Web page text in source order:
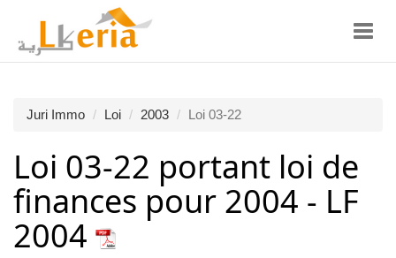
Juri Immo Loi 2003 Loi 03-22
Loi 03-22 portant loi de
finances pour 2004 - LF
2004